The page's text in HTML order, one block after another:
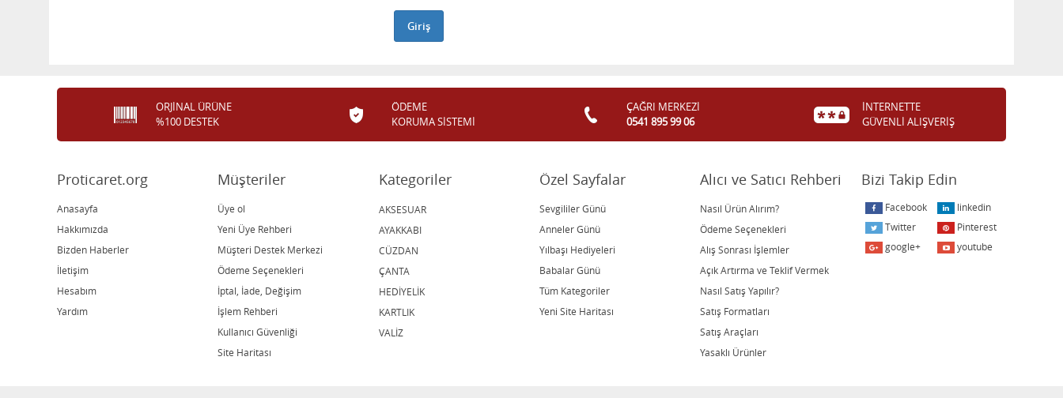
ORJİNAL ÜRÜNE
%100 DESTEK
ÖDEME
KORUMA SİSTEMİ
ÇAĞRI MERKEZİ
0541 895 99 06
İNTERNETTE
GÜVENLİ ALIŞVERİŞ
Proticaret.org
Anasayfa
Hakkımızda
Bizden Haberler
İletişim
Hesabım
Yardım
Müşteriler
Üye ol
Yeni Üye Rehberi
Müşteri Destek Merkezi
Ödeme Seçenekleri
İptal, İade, Değişim
İşlem Rehberi
Kullanıcı Güvenliği
Site Haritası
Kategoriler
AKSESUAR
AYAKKABI
CÜZDAN
ÇANTA
HEDİYELİK
KARTLIK
VALİZ
Özel Sayfalar
Sevgililer Günü
Anneler Günü
Yılbaşı Hediyeleri
Babalar Günü
Tüm Kategoriler
Yeni Site Haritası
Alıcı ve Satıcı Rehberi
Nasıl Ürün Alırım?
Ödeme Seçenekleri
Alış Sonrası İşlemler
Açık Artırma ve Teklif Vermek
Nasıl Satış Yapılır?
Satış Formatları
Satış Araçları
Yasaklı Ürünler
Bizi Takip Edin
Facebook
linkedin
Twitter
Pinterest
google+
youtube